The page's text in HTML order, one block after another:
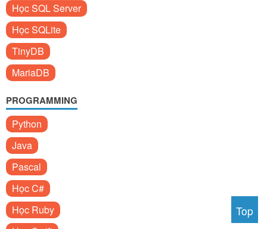
Học SQL Server
Học SQLite
TinyDB
MariaDB
PROGRAMMING
Python
Java
Pascal
Học C#
Học Ruby
Top